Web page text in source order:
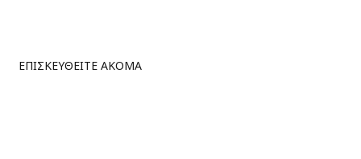
ΕΠΙΣΚΕΥΘΕΙΤΕ ΑΚΟΜΑ